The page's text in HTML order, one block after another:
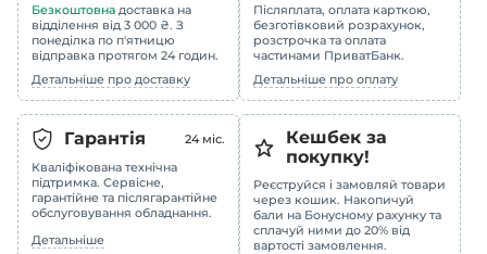
Безкоштовна доставка на
відділення від 3 000 ₴. З
понеділка по п'ятницю
відправка протягом 24 годин.
Детальніше про доставку
Післяплата, оплата карткою,
безготівковий розрахунок,
розстрочка та оплата
частинами ПриватБанк.
Детальніше про оплату
Гарантія 24 міс.
Кваліфікована технічна
підтримка. Сервісне,
гарантійне та післягарантійне
обслуговування обладнання.
Детальніше
Кешбек за
покупку!
Реєструйся і замовляй товари
через кошик. Накопичуй
бали на Бонусному рахунку та
сплачуй ними до 20% від
вартості замовлення.